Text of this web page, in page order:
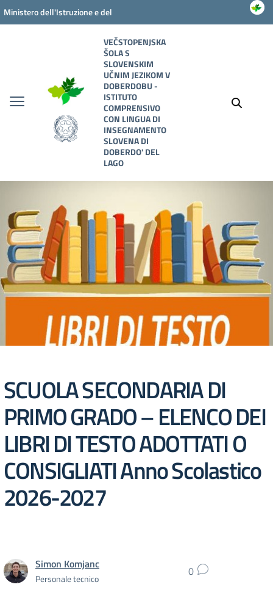
Vai ai contenuti
Vai al menu di navigazione
Vai al footer
Ministero dell'Istruzione e del
VEČSTOPENJSKA
ŠOLA S
SLOVENSKIM
UČNIM JEZIKOM V
DOBERDOBU -
ISTITUTO
COMPRENSIVO
CON LINGUA DI
INSEGNAMENTO
SLOVENA DI
DOBERDO' DEL
LAGO
SCUOLA SECONDARIA DI
PRIMO GRADO – ELENCO DEI
LIBRI DI TESTO ADOTTATI O
CONSIGLIATI Anno Scolastico
2026-2027
Simon Komjanc
Personale tecnico 0